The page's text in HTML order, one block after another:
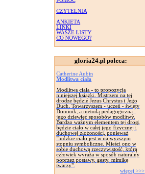
CZYTELNIA
ANKIETA
LINKI
WASZE LISTY
CO NOWEGO?
gloria24.pl poleca:
Catherine Aubin
Modlitwa ciała
Modlitwa ciała - to propozycja
niniejszej książki. Mistrzem na tej
drodze będzie Jezus Chrystus i Jego
Duch. Towarzyszem - uczeń - święty
Dominik, a metodą pedagogiczną -
jego dziewięć sposobów modlitwy.
Bardzo ważnym elementem tej drogi
będzie ciało w całej jego fizycznej i
duchowej złożoności, ponieważ
"ludzkie ciało jest w najwyższym
stopniu symboliczne. Mieści ono w
sobie duchową rzeczywistość, którą
człowiek wyraża w sposób naturalny
poprzez postawy, gesty, mimikę
twarzy".
więcej >>>